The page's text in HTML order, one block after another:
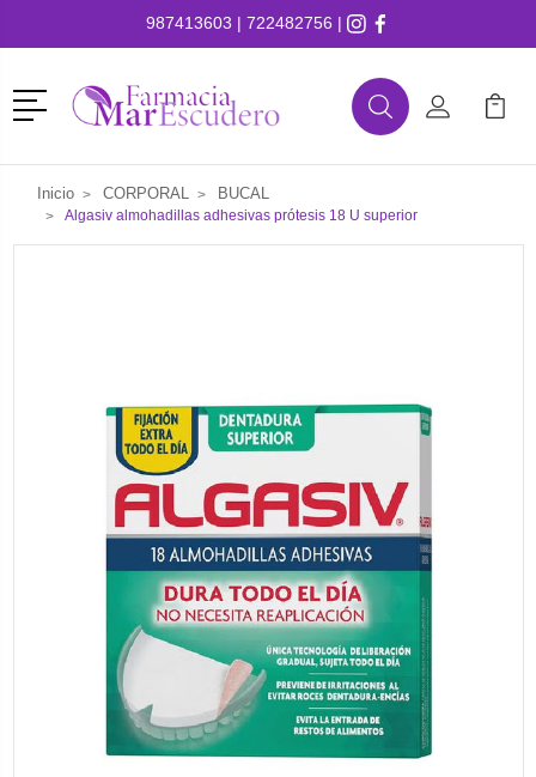
987413603 | 722482756 |
Menú
BuscarMi Cuenta
Mi
Inicio CORPORAL BUCAL
Algasiv almohadillas adhesivas prótesis 18 U superior